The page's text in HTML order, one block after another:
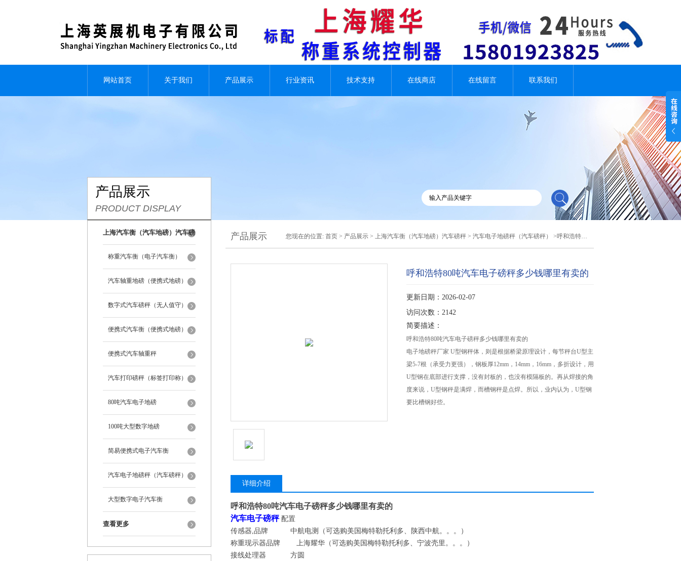
网站首页 关于我们 产品展示 行业资讯 技术支持 在线商店 在线留言 联系我们
产品展示
PRODUCT DISPLAY
上海汽车衡（汽车地磅）汽车磅
秤称重汽车衡（电子汽车衡）
汽车轴重地磅（便携式地磅）
数字式汽车磅秤（无人值守）
便携式汽车衡（便携式地磅）
便携式汽车轴重秤
汽车打印磅秤（标签打印称）
80吨汽车电子地磅
100吨大型数字地磅
简易便携式电子汽车衡
汽车电子地磅秤（汽车磅秤）
大型数字电子汽车衡
查看更多
产品展示 您现在的位置: 首页 > 产品展示 > 上海汽车衡（汽车地磅）汽车磅秤 > 汽车电子地磅秤（汽车磅秤） >呼和浩特80吨汽车电子磅秤多少钱哪里有卖的
呼和浩特80吨汽车电子磅秤多少钱哪里有卖的
更新日期：2026-02-07
访问次数：2142
简要描述：
呼和浩特80吨汽车电子磅秤多少钱哪里有卖的
电子地磅秤厂家 U型钢秤体，则是根据桥梁原理设计，每节秤台U型主
梁5-7根（承受力更强），钢板厚12mm，14mm，16mm，多折设计，用
U型钢在底部进行支撑，没有封板的，也没有模隔板的。再从焊接的角
度来说，U型钢秤是满焊，而槽钢秤是点焊。所以，业内认为，U型钢
要比槽钢好些。
详细介绍
呼和浩特80吨汽车电子磅秤多少钱哪里有卖的
汽车电子磅秤配置
传感器,品牌 中航电测（可选购美国梅特勒托利多、陕西中航。。。）
称重现示器品牌 上海耀华（可选购美国梅特勒托利多、宁波壳里。。。）
接线处理器 方圆